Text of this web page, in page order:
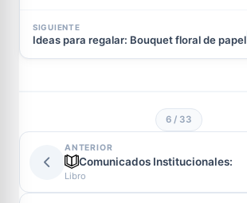
SIGUIENTE
Ideas para regalar: Bouquet floral de papel
ANTERIOR
Comunicados Institucionales:
Libro
6 / 33